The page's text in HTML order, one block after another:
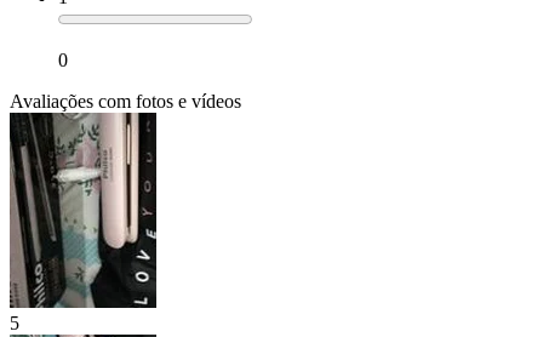
0
Avaliações com fotos e vídeos
5